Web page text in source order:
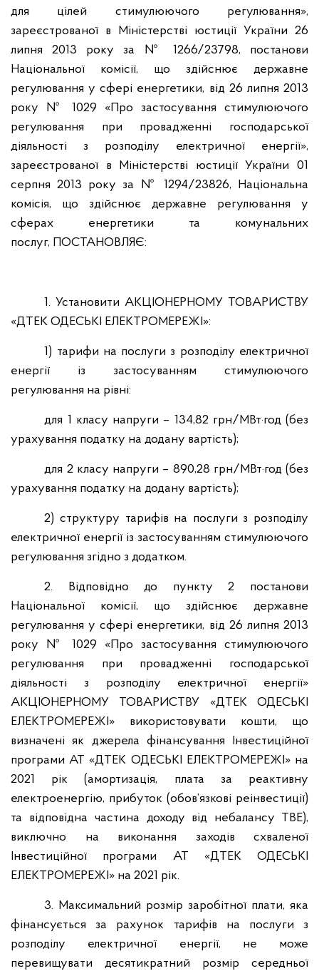
для цілей стимулюючого регулювання»,
зареєстрованої в Міністерстві юстиції України 26
липня 2013 року за № 1266/23798, постанови
Національної комісії, що здійснює державне
регулювання у сфері енергетики, від 26 липня 2013
року № 1029 «Про застосування стимулюючого
регулювання при провадженні господарської
діяльності з розподілу електричної енергії»,
зареєстрованої в Міністерстві юстиції України 01
серпня 2013 року за № 1294/23826, Національна
комісія, що здійснює державне регулювання у
сферах енергетики та комунальних
послуг, ПОСТАНОВЛЯЄ:
1. Установити АКЦІОНЕРНОМУ ТОВАРИСТВУ
«ДТЕК ОДЕСЬКІ ЕЛЕКТРОМЕРЕЖІ»:
1) тарифи на послуги з розподілу електричної
енергії із застосуванням стимулюючого
регулювання на рівні:
для 1 класу напруги – 134,82 грн/МВт·год (без
урахування податку на додану вартість);
для 2 класу напруги – 890,28 грн/МВт·год (без
урахування податку на додану вартість);
2) структуру тарифів на послуги з розподілу
електричної енергії із застосуванням стимулюючого
регулювання згідно з додатком.
2. Відповідно до пункту 2 постанови
Національної комісії, що здійснює державне
регулювання у сфері енергетики, від 26 липня 2013
року № 1029 «Про застосування стимулюючого
регулювання при провадженні господарської
діяльності з розподілу електричної енергії»
АКЦІОНЕРНОМУ ТОВАРИСТВУ «ДТЕК ОДЕСЬКІ
ЕЛЕКТРОМЕРЕЖІ» використовувати кошти, що
визначені як джерела фінансування Інвестиційної
програми АТ «ДТЕК ОДЕСЬКІ ЕЛЕКТРОМЕРЕЖІ» на
2021 рік (амортизація, плата за реактивну
електроенергію, прибуток (обов’язкові реінвестиції)
та відповідна частина доходу від небалансу ТВЕ),
виключно на виконання заходів схваленої
Інвестиційної програми АТ «ДТЕК ОДЕСЬКІ
ЕЛЕКТРОМЕРЕЖІ» на 2021 рік.
3. Максимальний розмір заробітної плати, яка
фінансується за рахунок тарифів на послуги з
розподілу електричної енергії, не може
перевищувати десятикратний розмір середньої